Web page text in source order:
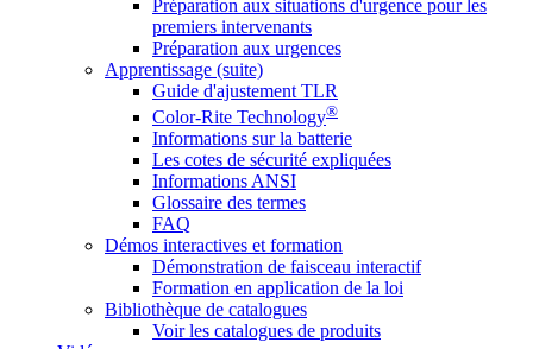
Préparation aux situations d'urgence pour les
premiers intervenants
Préparation aux urgences
Apprentissage (suite)
Guide d'ajustement TLR
Color-Rite Technology®
Informations sur la batterie
Les cotes de sécurité expliquées
Informations ANSI
Glossaire des termes
FAQ
Démos interactives et formation
Démonstration de faisceau interactif
Formation en application de la loi
Bibliothèque de catalogues
Voir les catalogues de produits